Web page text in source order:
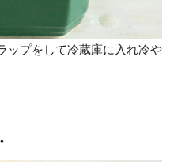
ップをして冷蔵庫に入れ冷や